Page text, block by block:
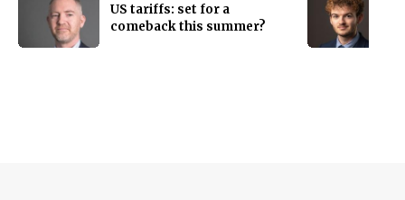
US tariffs: set for a
comeback this summer?